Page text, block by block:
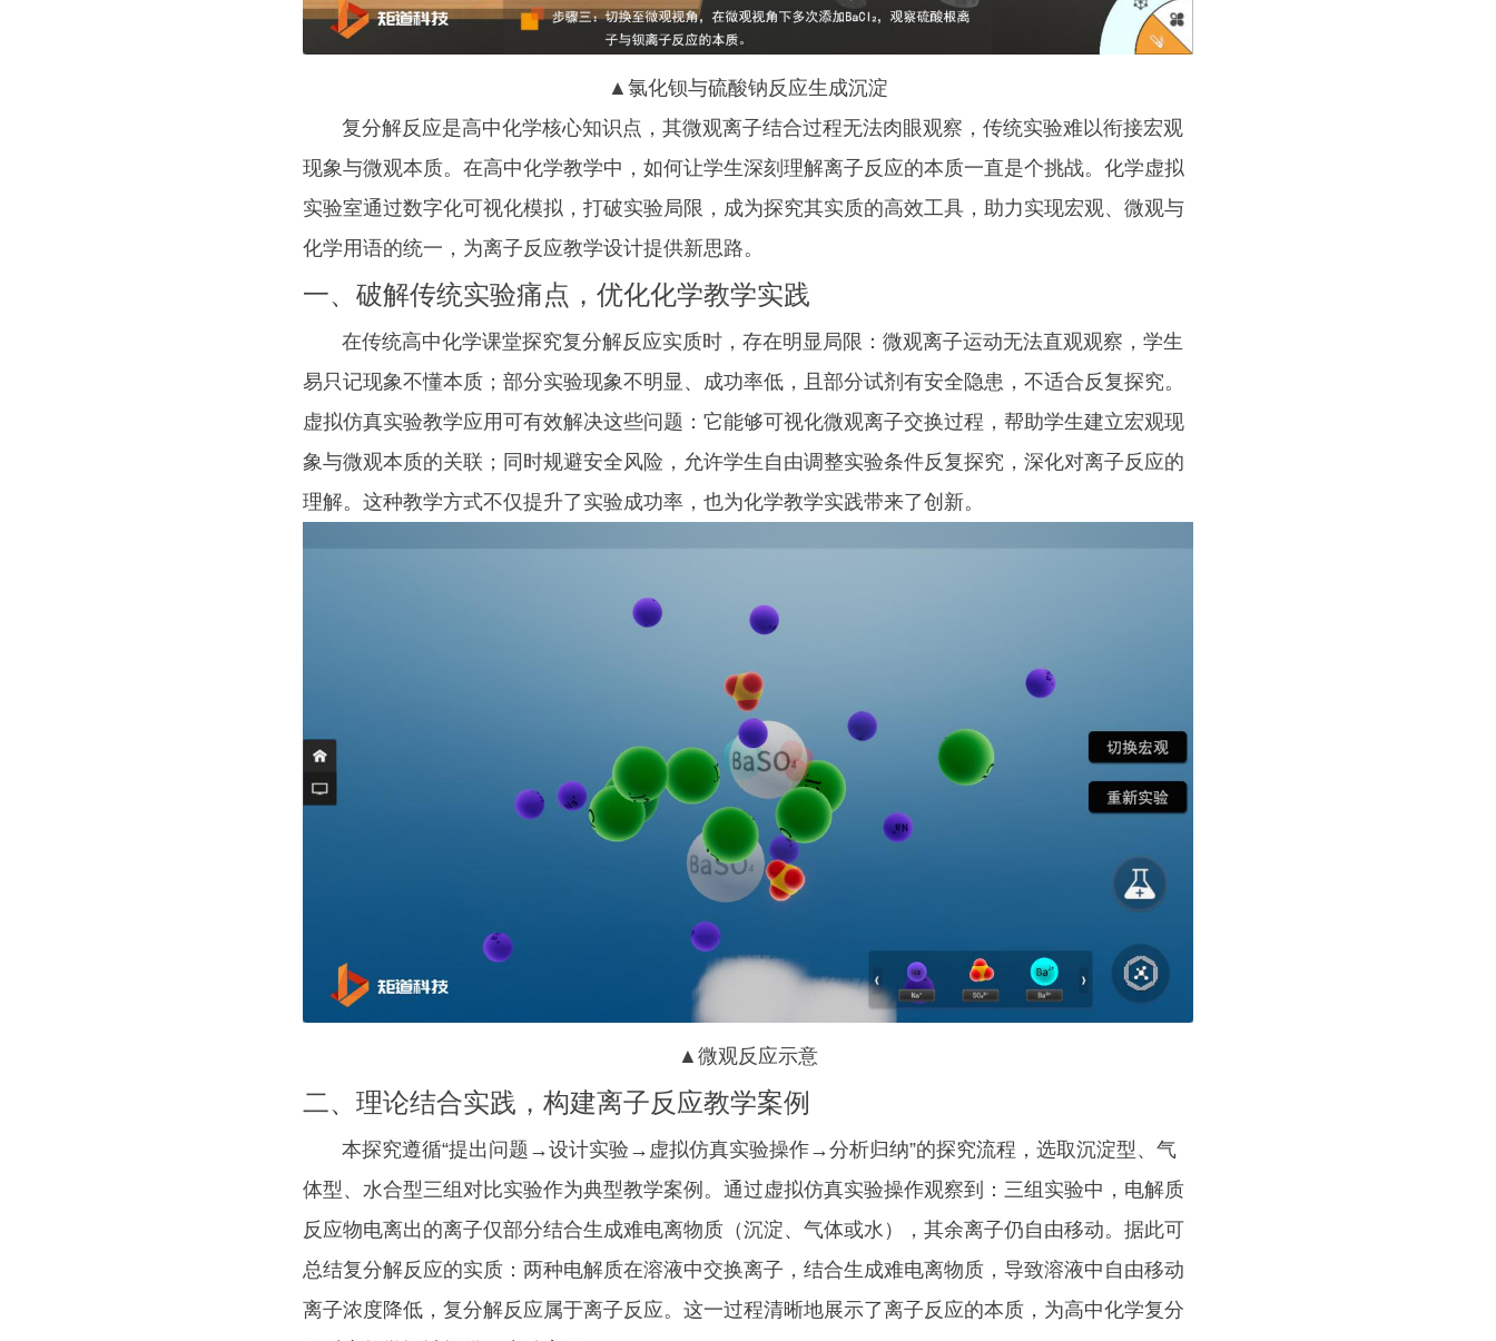
▲氯化钡与硫酸钠反应生成沉淀
复分解反应是高中化学核心知识点，其微观离子结合过程无法肉眼观察，传统实验难以衔接宏观
现象与微观本质。在高中化学教学中，如何让学生深刻理解离子反应的本质一直是个挑战。化学虚拟
实验室通过数字化可视化模拟，打破实验局限，成为探究其实质的高效工具，助力实现宏观、微观与
化学用语的统一，为离子反应教学设计提供新思路。
一、破解传统实验痛点，优化化学教学实践
在传统高中化学课堂探究复分解反应实质时，存在明显局限：微观离子运动无法直观观察，学生
易只记现象不懂本质；部分实验现象不明显、成功率低，且部分试剂有安全隐患，不适合反复探究。
虚拟仿真实验教学应用可有效解决这些问题：它能够可视化微观离子交换过程，帮助学生建立宏观现
象与微观本质的关联；同时规避安全风险，允许学生自由调整实验条件反复探究，深化对离子反应的
理解。这种教学方式不仅提升了实验成功率，也为化学教学实践带来了创新。
▲微观反应示意
二、理论结合实践，构建离子反应教学案例
本探究遵循“提出问题→设计实验→虚拟仿真实验操作→分析归纳”的探究流程，选取沉淀型、气
体型、水合型三组对比实验作为典型教学案例。通过虚拟仿真实验操作观察到：三组实验中，电解质
反应物电离出的离子仅部分结合生成难电离物质（沉淀、气体或水），其余离子仍自由移动。据此可
总结复分解反应的实质：两种电解质在溶液中交换离子，结合生成难电离物质，导致溶液中自由移动
离子浓度降低，复分解反应属于离子反应。这一过程清晰地展示了离子反应的本质，为高中化学复分